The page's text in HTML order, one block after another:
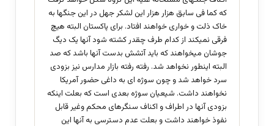
که کما فی سابق هزار هزار این لشکر جهل در این جنگها به
خاک ذلت و خواری خواهند افتاد. برای پاکستان البته هیچ
فرقی نمیکند از کدام طرف چقدر کشته شود آنها یک دیگ
جوشان میخواهند که باید آتشش بدست آنها باشد که صد
البته اینطور نخواهد شد. رفته رفته بازار مدارس نیز بزودی
سرد خواهد شد و چون سوژه ای به داغی حضور آمریکا
نخواهند داشت. شیعیان سوژه بعدی است که بعلت اینکه
بزودی آنها در اطراف و اکناف سنگرهای محکم وغیر قابل
نفوذ خواهند داشت و بعلت عدم دسترسی به آنها این